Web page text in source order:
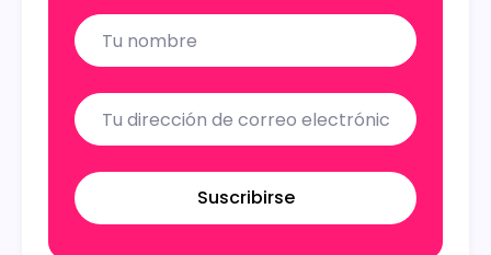
Name
Email
Suscribirse